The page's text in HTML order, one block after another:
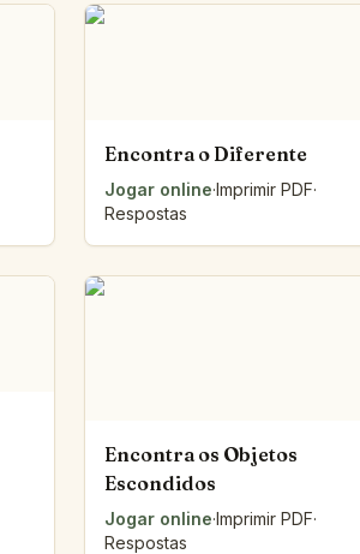
Encontra o Diferente
Jogar online·Imprimir PDF·
Respostas
Encontra os Objetos
Escondidos
Jogar online·Imprimir PDF·
Respostas